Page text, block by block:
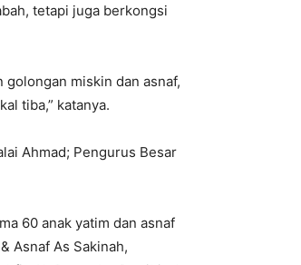
tetapi juga berkongsi
miskin dan asnaf,
tiba,” katanya.
Ahmad; Pengurus Besar
60 anak yatim dan asnaf
Asnaf As Sakinah,